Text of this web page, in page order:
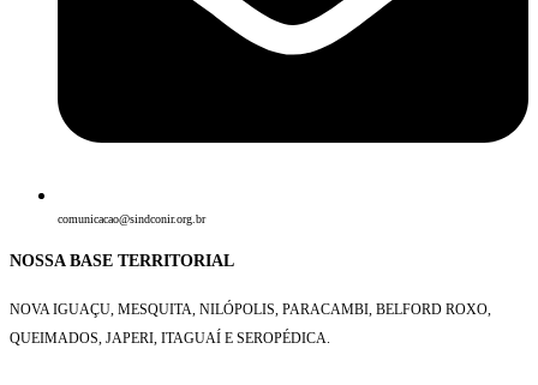
comunicacao@sindconir.org.br
NOSSA BASE TERRITORIAL
NOVA IGUAÇU, MESQUITA, NILÓPOLIS, PARACAMBI, BELFORD ROXO,
QUEIMADOS, JAPERI, ITAGUAÍ E SEROPÉDICA.